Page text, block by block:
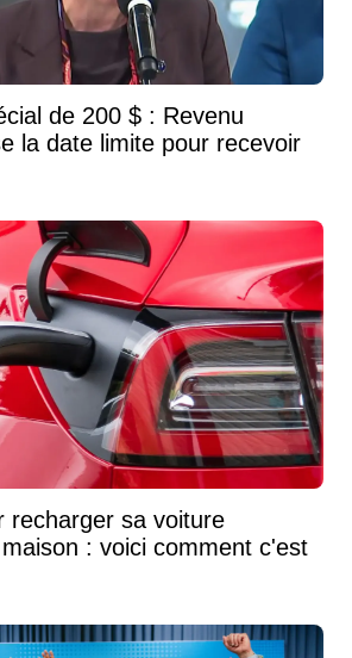
de 200 $ : Revenu
la date limite pour recevoir
recharger sa voiture
: voici comment c'est